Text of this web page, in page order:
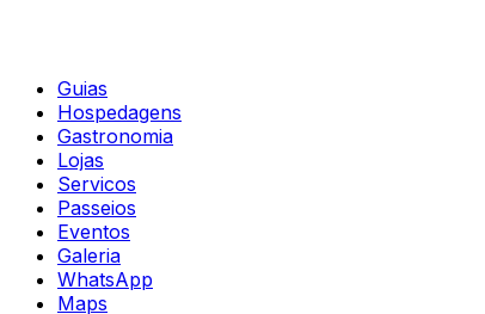
Guias
Hospedagens
Gastronomia
Lojas
Servicos
Passeios
Eventos
Galeria
WhatsApp
Maps